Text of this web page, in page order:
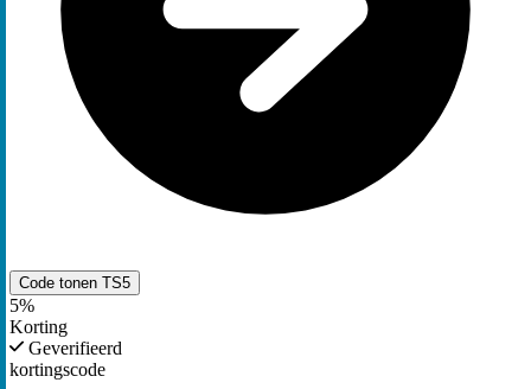
Code tonen TS5
5%
Korting
Geverifieerd
kortingscode